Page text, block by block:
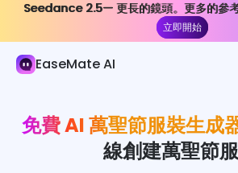
Seedance 2.5— 更長的鏡頭。更多的參考
立即開始
Seedance 2.5— 更長的鏡頭。更多的參考
立即開始
EaseMate AI
圖像生成器
影像轉換器
免費 AI 萬聖節服裝生成
線創建萬聖節